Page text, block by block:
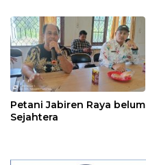
Petani Jabiren Raya belum
Sejahtera